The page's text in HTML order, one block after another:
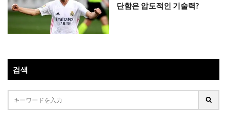
단함은 압도적인 기술력?
검색